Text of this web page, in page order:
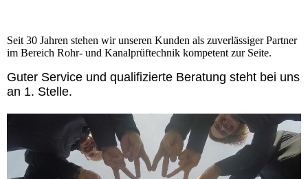
Seit 30 Jahren stehen wir unseren Kunden als zuverlässiger Partner
im Bereich Rohr- und Kanalprüftechnik kompetent zur Seite.
Guter Service und qualifizierte Beratung steht bei uns
an 1. Stelle.